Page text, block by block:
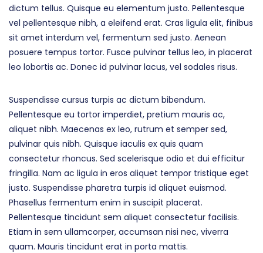
dictum tellus. Quisque eu elementum justo. Pellentesque
vel pellentesque nibh, a eleifend erat. Cras ligula elit, finibus
sit amet interdum vel, fermentum sed justo. Aenean
posuere tempus tortor. Fusce pulvinar tellus leo, in placerat
leo lobortis ac. Donec id pulvinar lacus, vel sodales risus.
Suspendisse cursus turpis ac dictum bibendum.
Pellentesque eu tortor imperdiet, pretium mauris ac,
aliquet nibh. Maecenas ex leo, rutrum et semper sed,
pulvinar quis nibh. Quisque iaculis ex quis quam
consectetur rhoncus. Sed scelerisque odio et dui efficitur
fringilla. Nam ac ligula in eros aliquet tempor tristique eget
justo. Suspendisse pharetra turpis id aliquet euismod.
Phasellus fermentum enim in suscipit placerat.
Pellentesque tincidunt sem aliquet consectetur facilisis.
Etiam in sem ullamcorper, accumsan nisi nec, viverra
quam. Mauris tincidunt erat in porta mattis.